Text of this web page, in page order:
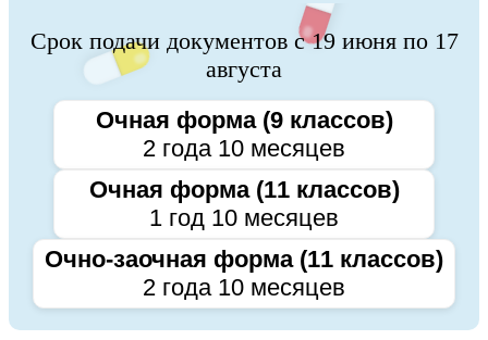
Срок подачи документов с 19 июня по 17
августа
Очная форма (9 классов)
2 года 10 месяцев
Очная форма (11 классов)
1 год 10 месяцев
Очно-заочная форма (11 классов)
2 года 10 месяцев